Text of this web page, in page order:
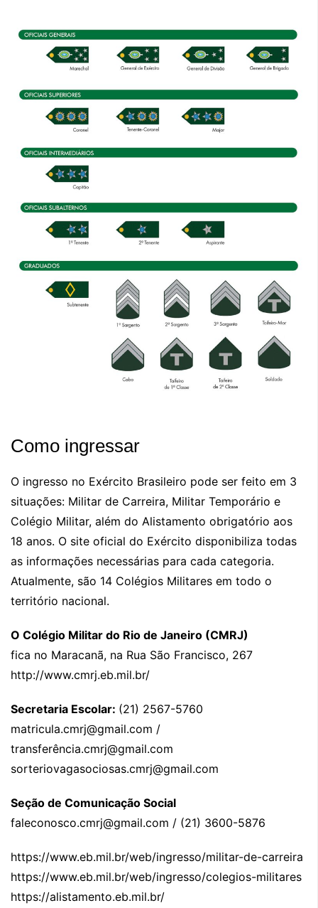
Como ingressar
O ingresso no Exército Brasileiro pode ser feito em 3
situações: Militar de Carreira, Militar Temporário e
Colégio Militar, além do Alistamento obrigatório aos
18 anos. O site oficial do Exército disponibiliza todas
as informações necessárias para cada categoria.
Atualmente, são 14 Colégios Militares em todo o
território nacional.
O Colégio Militar do Rio de Janeiro (CMRJ)
fica no Maracanã, na Rua São Francisco, 267
http://www.cmrj.eb.mil.br/
Secretaria Escolar: (21) 2567-5760
matricula.cmrj@gmail.com /
transferência.cmrj@gmail.com
sorteriovagasociosas.cmrj@gmail.com
Seção de Comunicação Social
faleconosco.cmrj@gmail.com / (21) 3600-5876
https://www.eb.mil.br/web/ingresso/militar-de-carreira
https://www.eb.mil.br/web/ingresso/colegios-militares
https://alistamento.eb.mil.br/